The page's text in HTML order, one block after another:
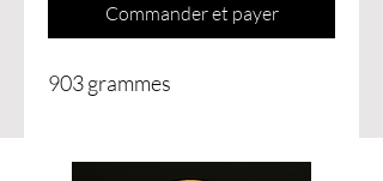
Commander et payer
903 grammes